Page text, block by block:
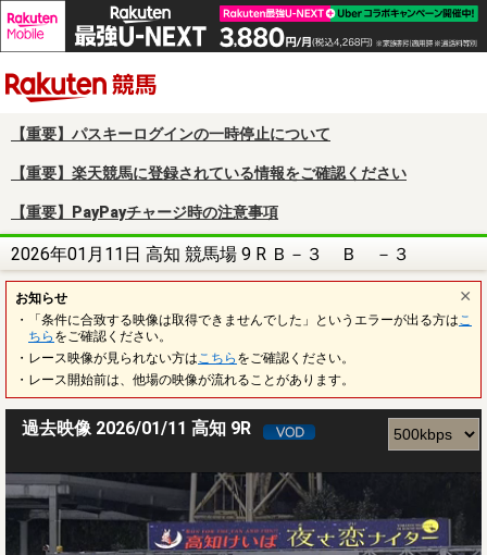
【重要】パスキーログインの一時停止について
【重要】楽天競馬に登録されている情報をご確認ください
【重要】PayPayチャージ時の注意事項
2026年01月11日 高知 競馬場 9 R Ｂ－３ Ｂ －３
お知らせ
・「条件に合致する映像は取得できませんでした」というエラーが出る方は こ
ちら をご確認ください。
・レース映像が見られない方は こちら をご確認ください。
・レース開始前は、他場の映像が流れることがあります。
過去映像 2026/01/11 高知 9R